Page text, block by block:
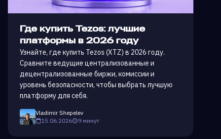
Где купить Tezos: лучшие
платформы в 2026 году
Узнайте, где купить Tezos (XTZ) в 2026 году.
Сравните ведущие централизованные и
децентрализованные биржи, комиссии и
уровень безопасности, чтобы выбрать лучшую
платформу для себя.
Vladimir Shepelev
15.06.2026
9 минут